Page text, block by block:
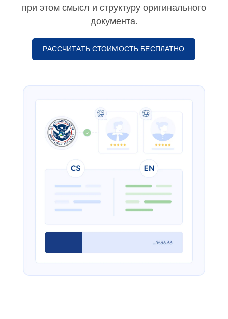
при этом смысл и структуру оригинального
документа.
РАССЧИТАТЬ СТОИМОСТЬ БЕСПЛАТНО